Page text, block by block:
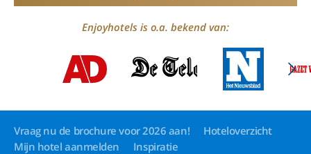
Enjoyhotels is o.a. bekend van:
Vraag nu de brochure voor 2026 aan!
Hoteloverzicht
Mijn hotel aanmelden
Inspiratie